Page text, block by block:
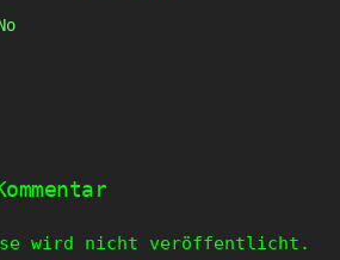
wird nicht veröffentlicht.